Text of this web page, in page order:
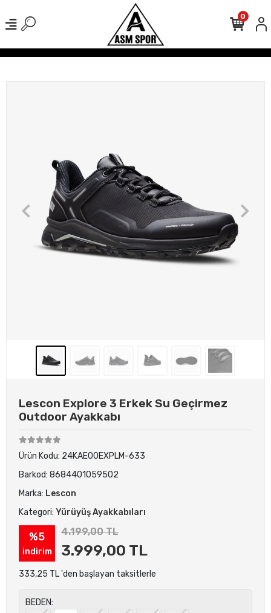
Kargo Ücretsiz! 500 TL Üzeri Tüm Alışverişlerinizde
0
Lescon Explore 3 Erkek Su Geçirmez
Outdoor Ayakkabı
Ürün Kodu: 24KAE00EXPLM-633
Barkod: 8684401059502
Marka: Lescon
Kategori: Yürüyüş Ayakkabıları
%5
indirim
4.199,00 TL
3.999,00 TL
333,25 TL 'den başlayan taksitlerle
BEDEN: